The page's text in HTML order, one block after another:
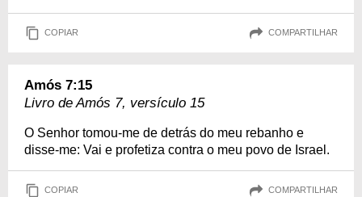
COPIAR COMPARTILHAR
Amós 7:15
Livro de Amós 7, versículo 15
O Senhor tomou-me de detrás do meu rebanho e
disse-me: Vai e profetiza contra o meu povo de Israel.
COPIAR COMPARTILHAR